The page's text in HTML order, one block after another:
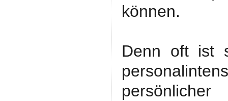
können.
Denn oft ist